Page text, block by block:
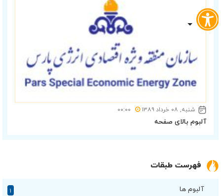
شنبه, ۰۸ خرداد ۱۳۸۹ ۰۰:۰۰
آلبوم بالای صفحه
فهرست طبقات
آلبوم ها